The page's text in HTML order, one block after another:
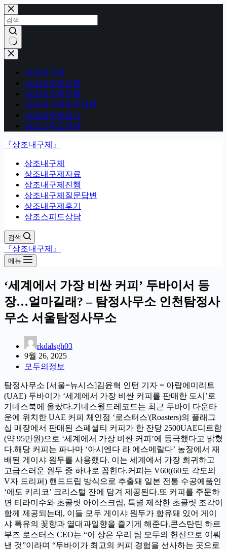
본
문
으
로
건
너
결
상조내구제
상조내구제자료
상조내구제진행
상조내구제질문답변
상조내구제후기
상조스피드상담
『상조내구제』
상조내구제
상조내구제자료
상조내구제진행
상조내구제질문답변
상조내구제후기
상조스피드상담
검색
『상조내구제』
메뉴
‘세계에서 가장 비싼 커피’ 두바이서 등
장…얼마길래? – 탐정사무소 인천탐정사
무소 서울탐정사무소
rkdalsgh03
9월 26, 2025
모두의정보
탐정사무소 [서울=뉴시스]김윤혁 인턴 기자 = 아랍에미리트
(UAE) 두바이가 ‘세계에서 가장 비싼 커피를 판매한 도시’로
기네스북에 올랐다.기네스월드레코드는 최근 두바이 다운타
운에 위치한 UAE 커피 체인점 ‘로스터스'(Roasters)의 플래그
십 매장에서 판매된 스페셜티 커피가 한 잔당 2500UAE디르함
(약 95만원)으로 ‘세계에서 가장 비싼 커피’에 등극했다고 밝혔
다.해당 커피는 파나마 ‘아시엔다 라 에스메랄다’ 농장에서 재
배된 게이샤 원두를 사용했다. 이는 세계에서 가장 희귀하고
고급스러운 원두 중 하나로 꼽힌다.커피는 V60((60도 각도의
V자 드리퍼) 핸드드립 방식으로 추출돼 일본 전통 수공예품인
‘에도 키리코’ 크리스털 잔에 담겨 제공된다.또 커피를 주문하
면 티라미수와 초콜릿 아이스크림, 특별 제작한 초콜릿 조각이
함께 제공되는데, 이들 모두 게이샤 원두가 함유돼 있어 게이
샤 특유의 꽃향과 열대과일향을 즐기게 해준다.콘스탄틴 하르
부즈 로스터스 CEO는 “이 상은 우리 팀 모두의 헌신으로 이뤄
낸 것”이라며 “두바이가 최고의 커피 경험을 선사하는 곳으로